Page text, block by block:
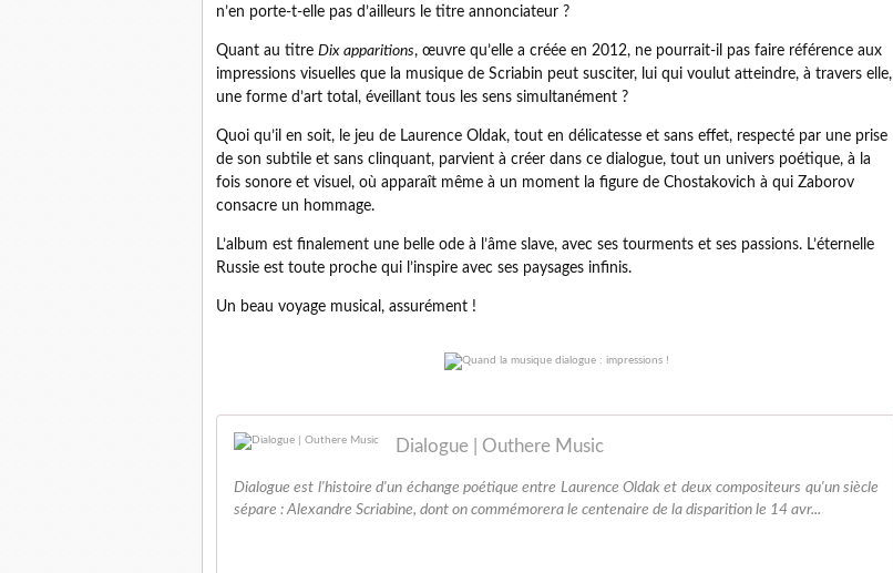
n’en porte-t-elle pas d’ailleurs le titre annonciateur ?
Quant au titre Dix apparitions, œuvre qu’elle a créée en 2012, ne pourrait-il pas faire référence aux
impressions visuelles que la musique de Scriabin peut susciter, lui qui voulut atteindre, à travers elle,
une forme d’art total, éveillant tous les sens simultanément ?
Quoi qu’il en soit, le jeu de Laurence Oldak, tout en délicatesse et sans effet, respecté par une prise
de son subtile et sans clinquant, parvient à créer dans ce dialogue, tout un univers poétique, à la
fois sonore et visuel, où apparaît même à un moment la figure de Chostakovich à qui Zaborov
consacre un hommage.
L’album est finalement une belle ode à l’âme slave, avec ses tourments et ses passions. L’éternelle
Russie est toute proche qui l’inspire avec ses paysages infinis.
Un beau voyage musical, assurément !
Dialogue | Outhere Music
Dialogue est l'histoire d'un échange poétique entre Laurence Oldak et deux compositeurs qu'un siècle
sépare : Alexandre Scriabine, dont on commémorera le centenaire de la disparition le 14 avr...